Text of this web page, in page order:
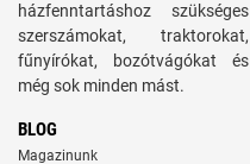
házfenntartáshoz szükséges
szerszámokat, traktorokat,
fűnyírókat, bozótvágókat és
még sok minden mást.
BLOG
Magazinunk